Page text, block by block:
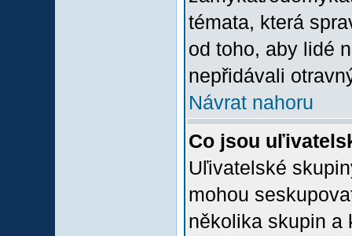
témata, která
od toho, aby lidé
nepřidávali
Návrat nahoru
Co jsou
Uľivatelské
mohou
několika skupin a